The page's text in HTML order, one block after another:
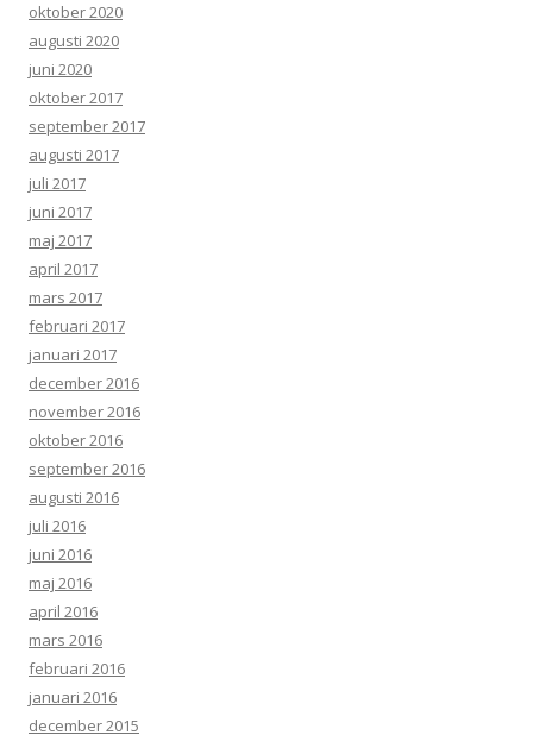
oktober 2020
augusti 2020
juni 2020
oktober 2017
september 2017
augusti 2017
juli 2017
juni 2017
maj 2017
april 2017
mars 2017
februari 2017
januari 2017
december 2016
november 2016
oktober 2016
september 2016
augusti 2016
juli 2016
juni 2016
maj 2016
april 2016
mars 2016
februari 2016
januari 2016
december 2015